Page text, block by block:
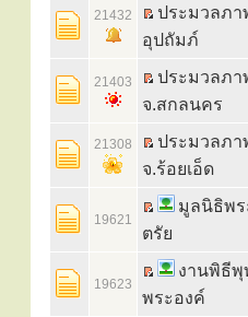
21432
ประมวลภา
อุปถัมภ์
21403
ประมวลภา
จ.สกลนคร
21308
ประมวลภา
จ.ร้อยเอ็ด
19621
มูลนิธิพร
ตรัย
19623
งานพิธีพุ
พระองค์